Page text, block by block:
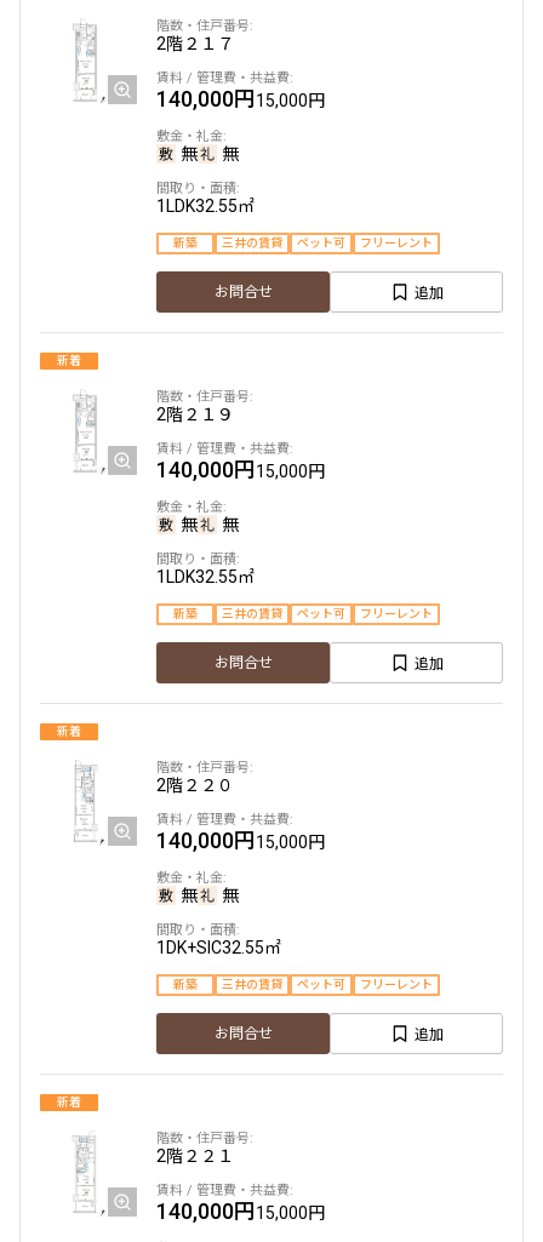
専有面積
新築
3年以内
10年以内
15年以内
20年以内
25年以内
駅から徒歩
1分以内
三井の賃貸物件
申込無し物件のみ表示
楽器可・相談
入居可能日
より詳細な絞り込み
建物施設やお部屋の設備、方位、階数などの絞り込みが
できます
設定する
2階２１７
140,000円15,000円
無 無
1LDK32.55㎡
新築 三井の賃貸 ペット可 フリーレント
お問合せ 追加
新着
2階２１９
140,000円15,000円
無 無
1LDK32.55㎡
新築 三井の賃貸 ペット可 フリーレント
お問合せ 追加
新着
2階２２０
140,000円15,000円
無 無
1DK+SIC32.55㎡
新築 三井の賃貸 ペット可 フリーレント
お問合せ 追加
新着
2階２２１
140,000円15,000円